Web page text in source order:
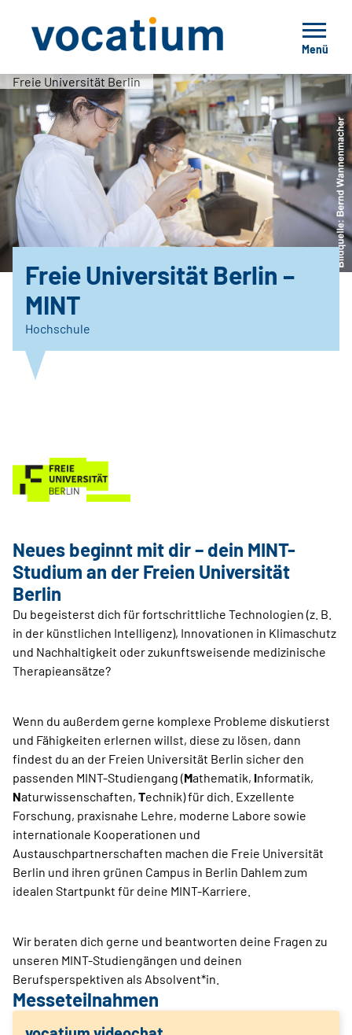
Menü
Freie Universität Berlin
Freie Universität Berlin –
MINT
Hochschule
Neues beginnt mit dir – dein MINT-
Studium an der Freien Universität
Berlin
Du begeisterst dich für fortschrittliche Technologien (z. B.
in der künstlichen Intelligenz), Innovationen in Klimaschutz
und Nachhaltigkeit oder zukunftsweisende medizinische
Therapieansätze?
Wenn du außerdem gerne komplexe Probleme diskutierst
und Fähigkeiten erlernen willst, diese zu lösen, dann
findest du an der Freien Universität Berlin sicher den
passenden MINT-Studiengang (Mathematik, Informatik,
Naturwissenschaften, Technik) für dich. Exzellente
Forschung, praxisnahe Lehre, moderne Labore sowie
internationale Kooperationen und
Austauschpartnerschaften machen die Freie Universität
Berlin und ihren grünen Campus in Berlin Dahlem zum
idealen Startpunkt für deine MINT-Karriere.
Wir beraten dich gerne und beantworten deine Fragen zu
unseren MINT-Studiengängen und deinen
Berufsperspektiven als Absolvent*in.
Messeteilnahmen